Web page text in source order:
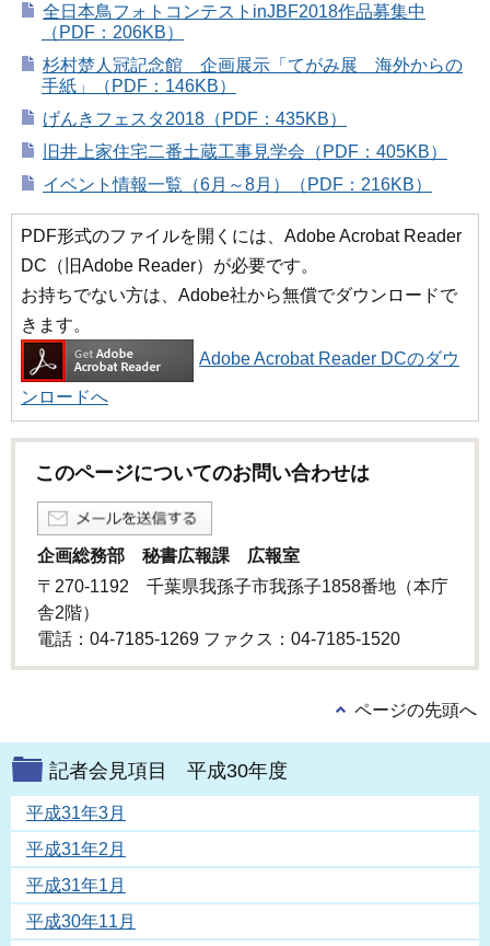
全日本鳥フォトコンテストinJBF2018作品募集中
（PDF：206KB）
杉村楚人冠記念館 企画展示「てがみ展 海外からの
手紙」（PDF：146KB）
げんきフェスタ2018（PDF：435KB）
旧井上家住宅二番土蔵工事見学会（PDF：405KB）
イベント情報一覧（6月～8月）（PDF：216KB）
PDF形式のファイルを開くには、Adobe Acrobat Reader
DC（旧Adobe Reader）が必要です。
お持ちでない方は、Adobe社から無償でダウンロードで
きます。
Adobe Acrobat Reader DCのダウ
ンロードへ
このページについてのお問い合わせは
企画総務部 秘書広報課 広報室
〒270-1192 千葉県我孫子市我孫子1858番地（本庁
舎2階）
電話：04-7185-1269 ファクス：04-7185-1520
ページの先頭へ
記者会見項目 平成30年度
平成31年3月
平成31年2月
平成31年1月
平成30年11月